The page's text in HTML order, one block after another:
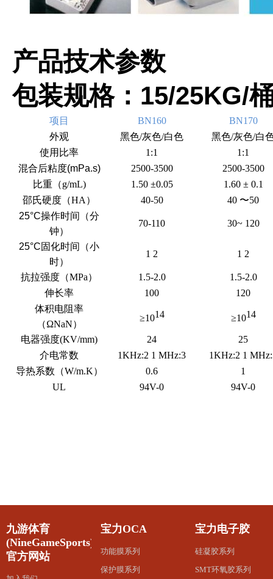
产品技术参数
包装规格： 15/25KG/
项目 BN160
BN170
外观
黑色/灰色/白色
黑色/灰色/白
使用比率
1:1
1:1
混合后粘度(mPa.s) 2500-3500
2500-3500
比重（g/mL)
1.50 ±0.05
1.60 ± 0.1
邵氏硬度（HA）
40-50 40 〜50
25°C操作时间（分
钟）
70-110 30~ 120
25°C固化时间（小
时）
1 2 1 2
抗拉强度（MPa） 1.5-2.0
1.5-2.0
伸长率
100
120
体积电阻率
（ΩNaN）
≥1014 ≥1014
电器强度(KV/mm) 24
25
介电常数
1KHz:2 1 MHz:3
1KHz:2 1
导热系数（W/m.K）
0.6
1
UL
94V-0 94V-0
九游体育
(NineGameSports)
官方网站
宝力OCA
功能膜系列
保护膜系列
宝力电子胶
硅凝胶系列
SMT环氧胶系列